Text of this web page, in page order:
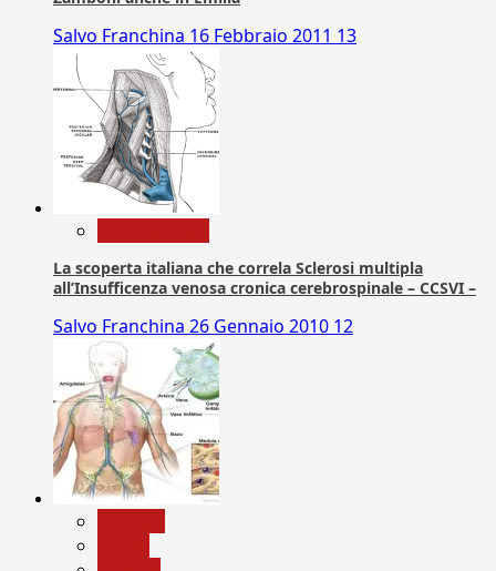
Salvo Franchina 16 Febbraio 2011 13
La scoperta italiana che correla Sclerosi multipla
all’Insufficenza venosa cronica cerebrospinale – CCSVI –
Salvo Franchina 26 Gennaio 2010 12